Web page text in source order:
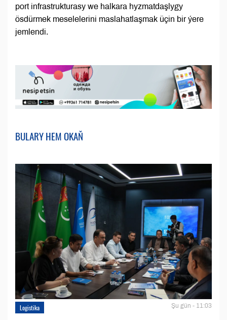
port infrastrukturasy we halkara hyzmatdaşlygy
ösdürmek meselelerini maslahatlaşmak üçin bir ýere
jemlendi.
BULARY HEM OKAŇ
Logistika Şu gün - 11:03